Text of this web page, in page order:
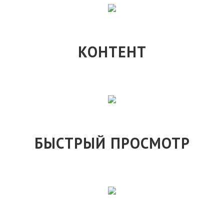
КОНТЕНТ
БЫСТРЫЙ ПРОСМОТР